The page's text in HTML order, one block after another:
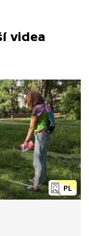
videa
PL